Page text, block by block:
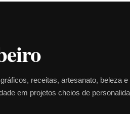
receitas, artesanato, beleza
em projetos cheios de